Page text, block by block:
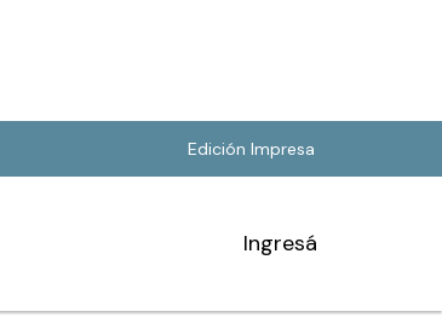
Edición Impresa
Ingresá